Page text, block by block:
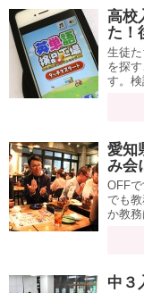
高校
た！
生徒
を探
す。
愛知
み会
OFF
でも
か教務
中３